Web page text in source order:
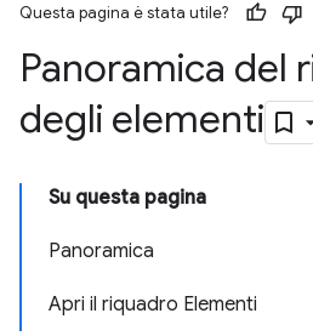
Questa pagina è stata utile?
Panoramica del
degli elementi
Su questa pagina
Panoramica
Apri il riquadro Elementi